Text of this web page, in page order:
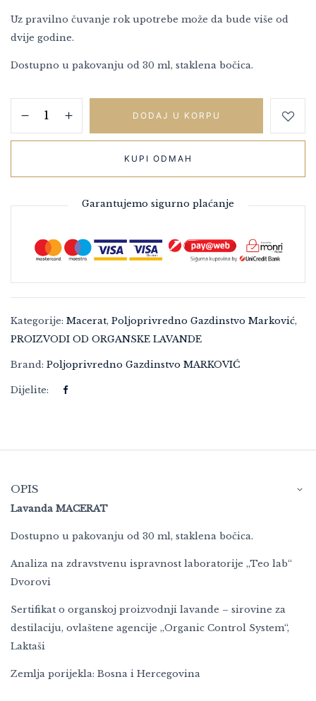
Uz pravilno čuvanje rok upotrebe može da bude više od
dvije godine.
Dostupno u pakovanju od 30 ml, staklena bočica.
DODAJ U KORPU
KUPI ODMAH
Garantujemo sigurno plaćanje
Kategorije: Macerat, Poljoprivredno Gazdinstvo Marković,
PROIZVODI OD ORGANSKE LAVANDE
Brand: Poljoprivredno Gazdinstvo MARKOVIĆ
Dijelite:
OPIS
Lavanda MACERAT
Dostupno u pakovanju od 30 ml, staklena bočica.
Analiza na zdravstvenu ispravnost laboratorije „Teo lab“
Dvorovi
Sertifikat o organskoj proizvodnji lavande – sirovine za
destilaciju, ovlaštene agencije „Organic Control System“,
Laktaši
Zemlja porijekla: Bosna i Hercegovina